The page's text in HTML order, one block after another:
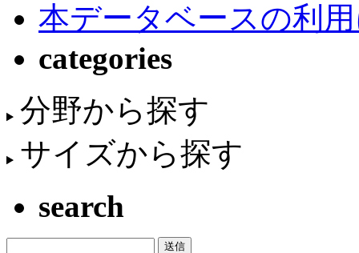
本データベースの利
categories
分野から探す
サイズから探す
search